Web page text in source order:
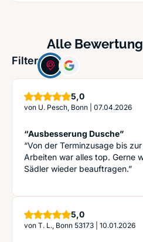
Alle
Filter:
5,0Sterne
von U. Pesch, Bonn 07.04.2026
“Ausbesserung Dusche”
“Von der Terminzusage bis
Arbeiten war alles top. Gerne
Sädler wieder beauftragen.”
5,0Sterne
von T. L., Bonn 53173 10.01.2026